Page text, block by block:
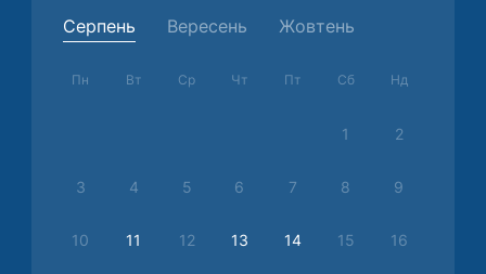
Серпень Вересень Жовтень
Пн Вт Ср Чт Пт Сб Нд
1 2
3 4 5 6 7 8 9
10 11 12 13 14 15 16